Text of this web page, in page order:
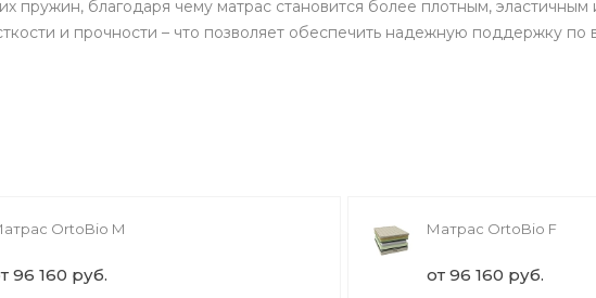
пружин, благодаря чему матрас становится более плотным,
и прочности – что позволяет обеспечить надежную поддержку по
OrtoBio M
96 160 руб.
Матрас OrtoBio F
от 96 160 руб.